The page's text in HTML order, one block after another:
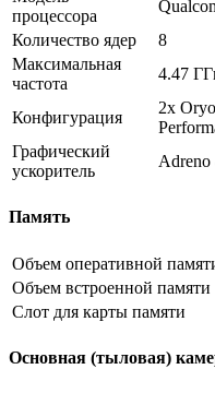
процессора
Количество ядер
8
Максимальная
частота
4.47
Конфигурация
2x
Графический
ускоритель
Adreno
Память
Объем оперативной
Объем встроенной памяти
Слот для карты памяти
Основная (тыловая)